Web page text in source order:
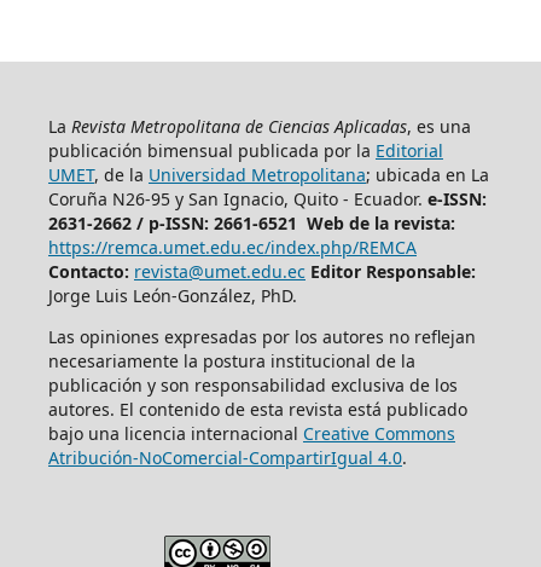
La Revista Metropolitana de Ciencias Aplicadas, es una
publicación bimensual publicada por la Editorial
UMET, de la Universidad Metropolitana; ubicada en La
Coruña N26-95 y San Ignacio, Quito - Ecuador. e-ISSN:
2631-2662 / p-ISSN: 2661-6521 Web de la revista:
https://remca.umet.edu.ec/index.php/REMCA
Contacto: revista@umet.edu.ec Editor Responsable:
Jorge Luis León-González, PhD.
Las opiniones expresadas por los autores no reflejan
necesariamente la postura institucional de la
publicación y son responsabilidad exclusiva de los
autores. El contenido de esta revista está publicado
bajo una licencia internacional Creative Commons
Atribución-NoComercial-CompartirIgual 4.0.